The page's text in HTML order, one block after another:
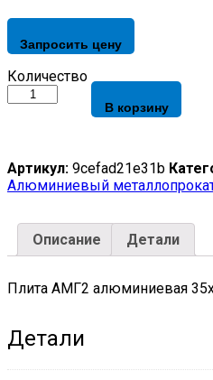
Запросить цену
Плита
АМГ2
алюминиевая
Количество
В корзину
Артикул: 9cefad21e31b
Алюминиевый
Описание Детали
Плита АМГ2 алюминиевая
Детали